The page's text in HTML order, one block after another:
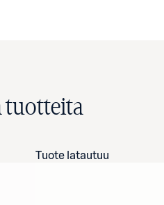
tuotteita
Tuote latautuu